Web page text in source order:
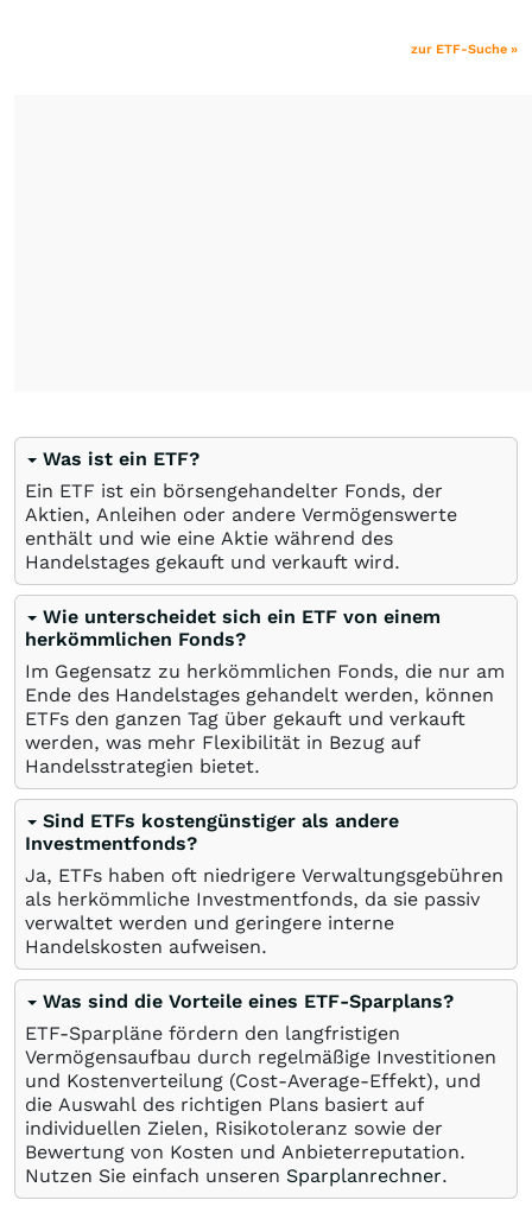
zur ETF-Suche »
Was ist ein ETF?
Ein ETF ist ein börsengehandelter Fonds, der
Aktien, Anleihen oder andere Vermögenswerte
enthält und wie eine Aktie während des
Handelstages gekauft und verkauft wird.
Wie unterscheidet sich ein ETF von einem
herkömmlichen Fonds?
Im Gegensatz zu herkömmlichen Fonds, die nur am
Ende des Handelstages gehandelt werden, können
ETFs den ganzen Tag über gekauft und verkauft
werden, was mehr Flexibilität in Bezug auf
Handelsstrategien bietet.
Sind ETFs kostengünstiger als andere
Investmentfonds?
Ja, ETFs haben oft niedrigere Verwaltungsgebühren
als herkömmliche Investmentfonds, da sie passiv
verwaltet werden und geringere interne
Handelskosten aufweisen.
Was sind die Vorteile eines ETF-Sparplans?
ETF-Sparpläne fördern den langfristigen
Vermögensaufbau durch regelmäßige Investitionen
und Kostenverteilung (Cost-Average-Effekt), und
die Auswahl des richtigen Plans basiert auf
individuellen Zielen, Risikotoleranz sowie der
Bewertung von Kosten und Anbieterreputation.
Nutzen Sie einfach unseren Sparplanrechner.